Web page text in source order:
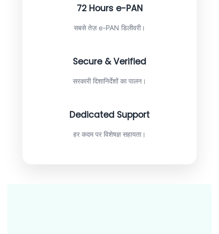
72 Hours e-PAN
सबसे तेज़ e-PAN डिलीवरी।
Secure & Verified
सरकारी दिशानिर्देशों का पालन।
Dedicated Support
हर कदम पर विशेषज्ञ सहायता।